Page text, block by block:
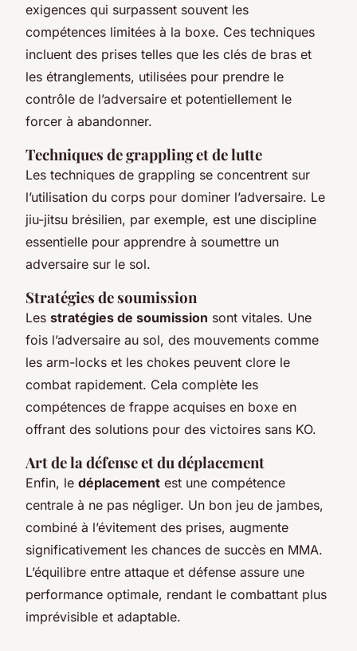
exigences qui surpassent souvent les
compétences limitées à la boxe. Ces techniques
incluent des prises telles que les clés de bras et
les étranglements, utilisées pour prendre le
contrôle de l’adversaire et potentiellement le
forcer à abandonner.
Techniques de grappling et de lutte
Les techniques de grappling se concentrent sur
l’utilisation du corps pour dominer l’adversaire. Le
jiu-jitsu brésilien, par exemple, est une discipline
essentielle pour apprendre à soumettre un
adversaire sur le sol.
Stratégies de soumission
Les stratégies de soumission sont vitales. Une
fois l’adversaire au sol, des mouvements comme
les arm-locks et les chokes peuvent clore le
combat rapidement. Cela complète les
compétences de frappe acquises en boxe en
offrant des solutions pour des victoires sans KO.
Art de la défense et du déplacement
Enfin, le déplacement est une compétence
centrale à ne pas négliger. Un bon jeu de jambes,
combiné à l’évitement des prises, augmente
significativement les chances de succès en MMA.
L’équilibre entre attaque et défense assure une
performance optimale, rendant le combattant plus
imprévisible et adaptable.